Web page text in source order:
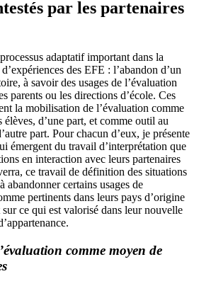
par les partenaires
adaptatif important dans la
des EFE : l’abandon d’un
à savoir des usages de l’évaluation
parents ou les directions d’école. Ces
la mobilisation de l’évaluation comme
d’une part, et comme outil au
part. Pour chacun d’eux, je présente
émergent du travail d’interprétation que
en interaction avec leurs partenaires
ce travail de définition des situations
abandonner certains usages de
pertinents dans leurs pays d’origine
ce qui est valorisé dans leur nouvelle
comme moyen de